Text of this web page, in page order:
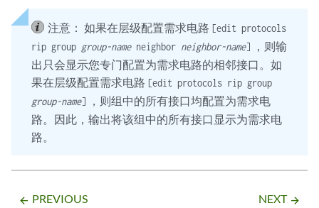
注意： 如果在层级配置需求电路 [edit protocols
rip group group-nameneighbor neighbor-name]
，则输
出只会显示您专门配置为需求电路的相邻接口。如
果在层级配置需求电路 [edit protocols rip group
group-name]
，则组中的所有接口均配置为需求电
路。因此，输出将该组中的所有接口显示为需求电
路。
arrow_backward PREVIOUS NEXT arrow_forward